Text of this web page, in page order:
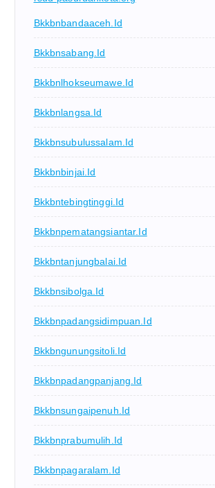
Bkkbnbandaaceh.id
Bkkbnsabang.id
Bkkbnlhokseumawe.id
Bkkbnlangsa.id
Bkkbnsubulussalam.id
Bkkbnbinjai.id
Bkkbntebingtinggi.id
Bkkbnpematangsiantar.id
Bkkbntanjungbalai.id
Bkkbnsibolga.id
Bkkbnpadangsidimpuan.id
Bkkbngunungsitoli.id
Bkkbnpadangpanjang.id
Bkkbnsungaipenuh.id
Bkkbnprabumulih.id
Bkkbnpagaralam.id